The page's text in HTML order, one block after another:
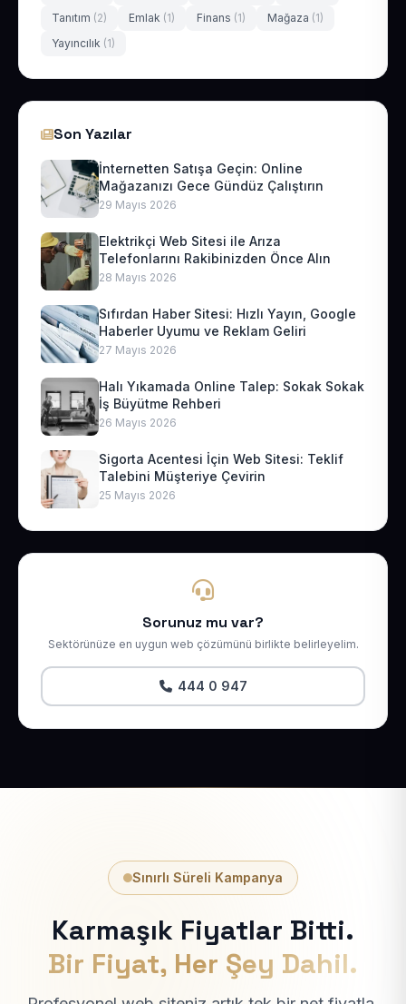
Tanıtım (2) Emlak (1) Finans (1) Mağaza (1)
Yayıncılık (1)
Son Yazılar
İnternetten Satışa Geçin: Online
Mağazanızı Gece Gündüz Çalıştırın
29 Mayıs 2026
Elektrikçi Web Sitesi ile Arıza
Telefonlarını Rakibinizden Önce Alın
28 Mayıs 2026
Sıfırdan Haber Sitesi: Hızlı Yayın, Google
Haberler Uyumu ve Reklam Geliri
27 Mayıs 2026
Halı Yıkamada Online Talep: Sokak Sokak
İş Büyütme Rehberi
26 Mayıs 2026
Sigorta Acentesi İçin Web Sitesi: Teklif
Talebini Müşteriye Çevirin
25 Mayıs 2026
Sorunuz mu var?
Sektörünüze en uygun web çözümünü birlikte belirleyelim.
444 0 947
Sınırlı Süreli Kampanya
Karmaşık Fiyatlar Bitti.
Bir Fiyat, Her Şey Dahil.